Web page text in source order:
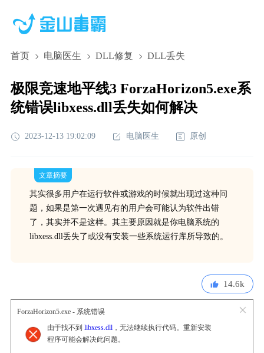
首页 电脑医生 DLL修复 DLL丢失
极限竞速地平线3 ForzaHorizon5.exe系
统错误libxess.dll丢失如何解决
2023-12-13 19:02:09 电脑医生 原创
文章摘要
其实很多用户在运行软件或游戏的时候就出现过这种问
题，如果是第一次遇见有的用户会可能认为软件出错
了，其实并不是这样。其主要原因就是你电脑系统的
libxess.dll丢失了或没有安装一些系统运行库所导致的。
14.6k
ForzaHorizon5.exe - 系统错误
由于找不到 libxess.dll，无法继续执行代码。重新安装
程序可能会解决此问题。